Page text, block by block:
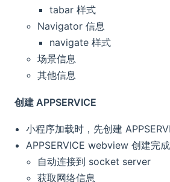
tabar 样式
Navigator 信息
navigate 样式
场景信息
其他信息
创建 APPSERVICE
小程序加载时，先创建
APPSERVICE webview 创建完
自动连接到 socket server
获取网络信息